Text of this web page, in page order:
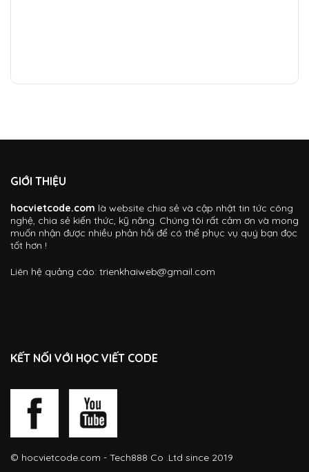
GIỚI THIỆU
hocvietcode.com là website chia sẻ và cập nhật tin tức công
nghệ, chia sẻ kiến thức, kỹ năng. Chúng tôi rất cảm ơn và mong
muốn nhận được nhiều phản hồi để có thể phục vụ quý bạn đọc
tốt hơn !
Liên hệ quảng cáo: trienkhaiweb@gmail.com
KẾT NỐI VỚI HỌC VIẾT CODE
© hocvietcode.com - Tech888 Co .Ltd since 2019